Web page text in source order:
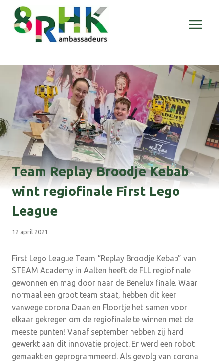
Doorgaan
naar
inhoud
Team Replay Broodje Kebab
wint regiofinale First Lego
League
12 april 2021
First Lego League Team “Replay Broodje Kebab” van
STEAM Academy in Aalten heeft de FLL regiofinale
gewonnen en mag door naar de Benelux finale. Waar
normaal een groot team staat, hebben dit keer
vanwege corona Daan en Floortje het samen voor
elkaar gekregen om de regiofinale te winnen met de
meeste punten! Vanaf september hebben zij hard
gewerkt aan dit innovatie project. Er werd een robot
gemaakt en geprogrammeerd. Als gevolg van corona